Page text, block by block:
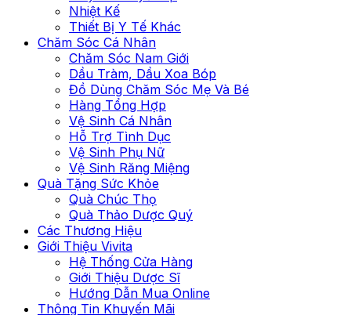
Nhiệt Kế
Thiết Bị Y Tế Khác
Chăm Sóc Cá Nhân
Chăm Sóc Nam Giới
Dầu Tràm, Dầu Xoa Bóp
Đồ Dùng Chăm Sóc Mẹ Và Bé
Hàng Tổng Hợp
Vệ Sinh Cá Nhân
Hỗ Trợ Tình Dục
Vệ Sinh Phụ Nữ
Vệ Sinh Răng Miệng
Quà Tặng Sức Khỏe
Quà Chúc Thọ
Quà Thảo Dược Quý
Các Thương Hiệu
Giới Thiệu Vivita
Hệ Thống Cửa Hàng
Giới Thiệu Dược Sĩ
Hướng Dẫn Mua Online
Thông Tin Khuyến Mãi